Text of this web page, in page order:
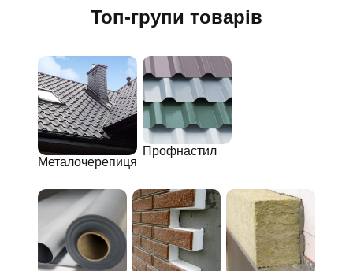
Топ-групи товарів
Металочерепиця
Профнастил